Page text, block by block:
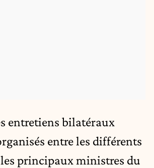
entretiens bilatéraux
entre les différents
principaux ministres du